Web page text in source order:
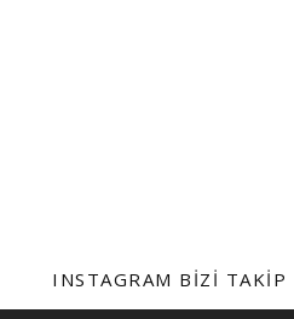
INSTAGRAM BIZI TAKIP